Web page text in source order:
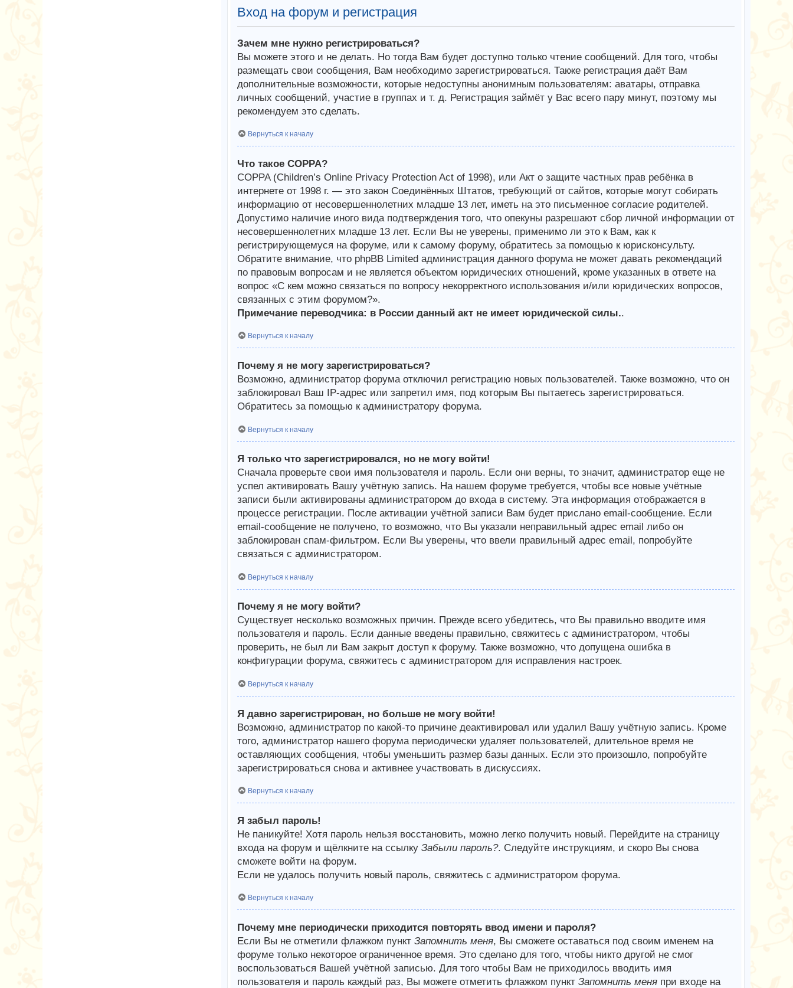
Вход на форум и регистрация
Зачем мне нужно регистрироваться?
Вы можете этого и не делать. Но тогда Вам будет доступно только чтение сообщений. Для того, чтобы
размещать свои сообщения, Вам необходимо зарегистрироваться. Также регистрация даёт Вам
дополнительные возможности, которые недоступны анонимным пользователям: аватары, отправка
личных сообщений, участие в группах и т. д. Регистрация займёт у Вас всего пару минут, поэтому мы
рекомендуем это сделать.
Вернуться к началу
Что такое COPPA?
COPPA (Children’s Online Privacy Protection Act of 1998), или Акт о защите частных прав ребёнка в
интернете от 1998 г. — это закон Соединённых Штатов, требующий от сайтов, которые могут собирать
информацию от несовершеннолетних младше 13 лет, иметь на это письменное согласие родителей.
Допустимо наличие иного вида подтверждения того, что опекуны разрешают сбор личной информации от
несовершеннолетних младше 13 лет. Если Вы не уверены, применимо ли это к Вам, как к
регистрирующемуся на форуме, или к самому форуму, обратитесь за помощью к юрисконсульту.
Обратите внимание, что phpBB Limited администрация данного форума не может давать рекомендаций
по правовым вопросам и не является объектом юридических отношений, кроме указанных в ответе на
вопрос «С кем можно связаться по вопросу некорректного использования и/или юридических вопросов,
связанных с этим форумом?».
Примечание переводчика: в России данный акт не имеет юридической силы..
Вернуться к началу
Почему я не могу зарегистрироваться?
Возможно, администратор форума отключил регистрацию новых пользователей. Также возможно, что он
заблокировал Ваш IP-адрес или запретил имя, под которым Вы пытаетесь зарегистрироваться.
Обратитесь за помощью к администратору форума.
Вернуться к началу
Я только что зарегистрировался, но не могу войти!
Сначала проверьте свои имя пользователя и пароль. Если они верны, то значит, администратор еще не
успел активировать Вашу учётную запись. На нашем форуме требуется, чтобы все новые учётные
записи были активированы администратором до входа в систему. Эта информация отображается в
процессе регистрации. После активации учётной записи Вам будет прислано email-сообщение. Если
email-сообщение не получено, то возможно, что Вы указали неправильный адрес email либо он
заблокирован спам-фильтром. Если Вы уверены, что ввели правильный адрес email, попробуйте
связаться с администратором.
Вернуться к началу
Почему я не могу войти?
Существует несколько возможных причин. Прежде всего убедитесь, что Вы правильно вводите имя
пользователя и пароль. Если данные введены правильно, свяжитесь с администратором, чтобы
проверить, не был ли Вам закрыт доступ к форуму. Также возможно, что допущена ошибка в
конфигурации форума, свяжитесь с администратором для исправления настроек.
Вернуться к началу
Я давно зарегистрирован, но больше не могу войти!
Возможно, администратор по какой-то причине деактивировал или удалил Вашу учётную запись. Кроме
того, администратор нашего форума периодически удаляет пользователей, длительное время не
оставляющих сообщения, чтобы уменьшить размер базы данных. Если это произошло, попробуйте
зарегистрироваться снова и активнее участвовать в дискуссиях.
Вернуться к началу
Я забыл пароль!
Не паникуйте! Хотя пароль нельзя восстановить, можно легко получить новый. Перейдите на страницу
входа на форум и щёлкните на ссылку Забыли пароль?. Следуйте инструкциям, и скоро Вы снова
сможете войти на форум.
Если не удалось получить новый пароль, свяжитесь с администратором форума.
Вернуться к началу
Почему мне периодически приходится повторять ввод имени и пароля?
Если Вы не отметили флажком пункт Запомнить меня, Вы сможете оставаться под своим именем на
форуме только некоторое ограниченное время. Это сделано для того, чтобы никто другой не смог
воспользоваться Вашей учётной записью. Для того чтобы Вам не приходилось вводить имя
пользователя и пароль каждый раз, Вы можете отметить флажком пункт Запомнить меняпри входе на